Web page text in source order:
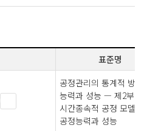
표준명
공정관리의 통계적 방
능력과 성능 — 제2부:
시간종속적 공정 모델의
공정능력과 성능